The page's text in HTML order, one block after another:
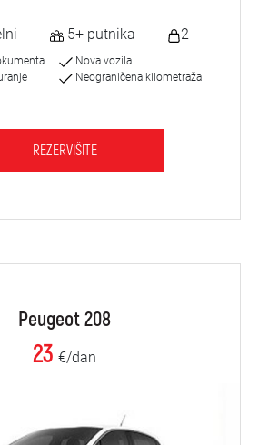
5+ putnika 2
Nova vozila
Neograničena kilometraža
REZERVIŠITE
Peugeot 208
23 €/dan